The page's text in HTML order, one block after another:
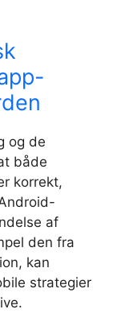
og de
både
korrekt,
af
den fra
kan
strategier